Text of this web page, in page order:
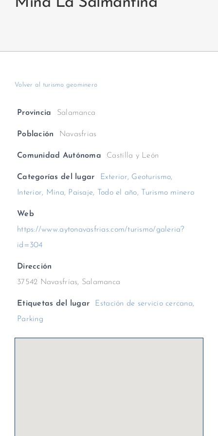
Volver al turismo geominero
Provincia Salamanca
Población Navasfrias
Comunidad Autónoma Castilla y León
Categorías del lugar Exterior, Geoturismo,
Interior, Mina, Paisaje, Todo el año, Turismo minero
Web
https://www.aytonavasfrias.com/turismo/galeria?
id=304
Dirección
37542 Navasfrías, Salamanca
Etiquetas del lugar Estación de servicio cercana,
Parking